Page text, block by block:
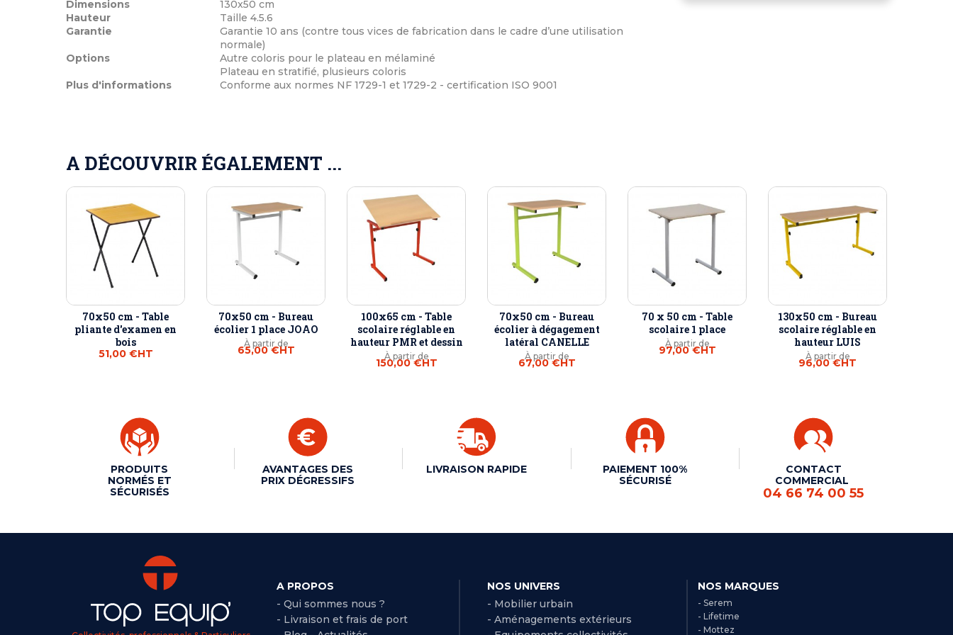
Dimensions
130x50 cm
Hauteur
Taille 4.5.6
Garantie
Garantie 10 ans (contre tous vices de fabrication dans le cadre d’une utilisation
normale)
Options
Autre coloris pour le plateau en mélaminé
Plateau en stratifié, plusieurs coloris
Plus d'informations
Conforme aux normes NF 1729-1 et 1729-2 - certification ISO 9001
A DÉCOUVRIR ÉGALEMENT ...
70x50 cm - Table
pliante d'examen en
bois
51,00 €HT
70x50 cm - Bureau
écolier 1 place JOAO
À partir de
65,00 €HT
100x65 cm - Table
scolaire réglable en
hauteur PMR et dessin
À partir de
150,00 €HT
70x50 cm - Bureau
écolier à dégagement
latéral CANELLE
À partir de
67,00 €HT
70 x 50 cm - Table
scolaire 1 place
À partir de
97,00 €HT
130x50 cm - Bureau
scolaire réglable en
hauteur LUIS
À partir de
96,00 €HT
PRODUITS
NORMÉS ET
SÉCURISÉS
AVANTAGES DES
PRIX DÉGRESSIFS
LIVRAISON RAPIDE
PAIEMENT 100%
SÉCURISÉ
CONTACT
COMMERCIAL
04 66 74 00 55
A PROPOS
- Qui sommes nous ?
- Livraison et frais de port
NOS UNIVERS
- Mobilier urbain
- Aménagements extérieurs
NOS MARQUES
- Serem
- Lifetime
- Mottez